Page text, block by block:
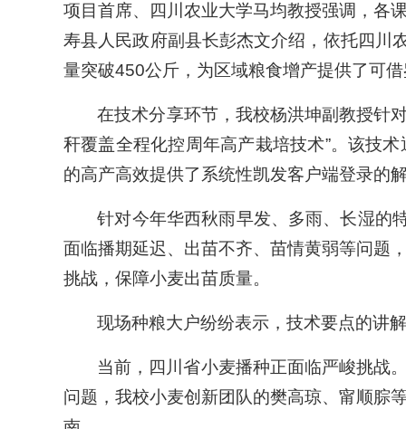
项目首席、四川农业大学马均教授强调，各
寿县人民政府副县长彭杰文介绍，依托四川
量突破450公斤，为区域粮食增产提供了可
在技术分享环节，我校杨洪坤副教授针
秆覆盖全程化控周年高产栽培技术”。该技
的高产高效提供了系统性凯发客户端登录的
针对今年华西秋雨早发、多雨、长湿的
面临播期延迟、出苗不齐、苗情黄弱等问题
挑战，保障小麦出苗质量。
现场种粮大户纷纷表示，技术要点的讲
当前，四川省小麦播种正面临严峻挑战
问题，我校小麦创新团队的樊高琼、甯顺腙